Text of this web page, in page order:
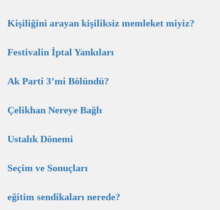
Kişiliğini arayan kişiliksiz memleket miyiz?
Festivalin İptal Yankıları
Ak Parti 3’mi Bölündü?
Çelikhan Nereye Bağlı
Ustalık Dönemi
Seçim ve Sonuçları
eğitim sendikaları nerede?